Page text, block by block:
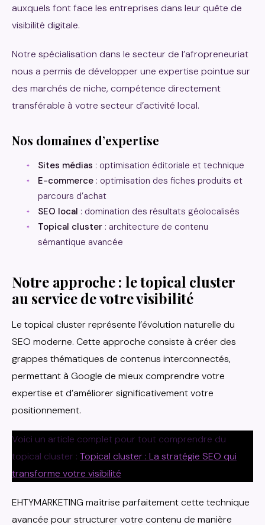
auxquels font face les entreprises dans leur quête de
visibilité digitale.
Notre spécialisation dans le secteur de l’afropreneuriat
nous a permis de développer une expertise pointue sur
des marchés de niche, compétence directement
transférable à votre secteur d’activité local.
Nos domaines d’expertise
Sites médias : optimisation éditoriale et technique
E-commerce : optimisation des fiches produits et
parcours d’achat
SEO local : domination des résultats géolocalisés
Topical cluster : architecture de contenu
sémantique avancée
Notre approche : le topical cluster
au service de votre visibilité
Le topical cluster représente l’évolution naturelle du
SEO moderne. Cette approche consiste à créer des
grappes thématiques de contenus interconnectés,
permettant à Google de mieux comprendre votre
expertise et d’améliorer significativement votre
positionnement.
Voici un article complet pour tout comprendre du
topical cluster : Topical cluster : La stratégie SEO qui
transforme votre visibilité
EHTYMARKETING maîtrise parfaitement cette technique
avancée pour structurer votre contenu de manière